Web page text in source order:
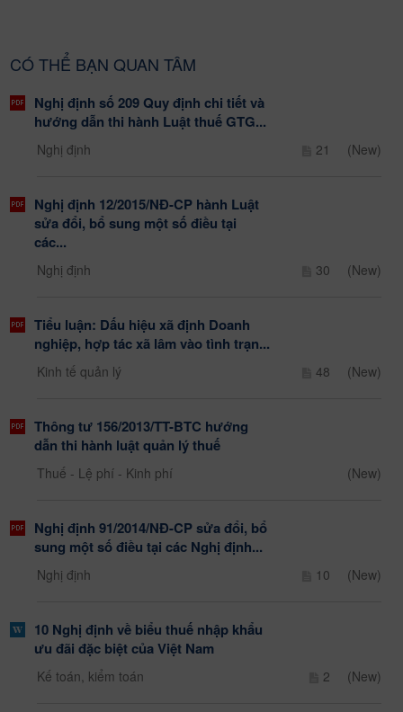
CÓ THỂ BẠN QUAN TÂM
Nghị định số 209 Quy định chi tiết và
hướng dẫn thi hành Luật thuế GTG...
Nghị định 21 (New)
Nghị định 12/2015/NĐ-CP hành Luật
sửa đổi, bổ sung một số điều tại
các...
Nghị định 30 (New)
Tiểu luận: Dấu hiệu xã định Doanh
nghiệp, hợp tác xã lâm vào tình trạn...
Kinh tế quản lý 48 (New)
Thông tư 156/2013/TT-BTC hướng
dẫn thi hành luật quản lý thuế
Thuế - Lệ phí - Kinh phí (New)
Nghị định 91/2014/NĐ-CP sửa đổi, bổ
sung một số điều tại các Nghị định...
Nghị định 10 (New)
10 Nghị định về biểu thuế nhập khẩu
ưu đãi đặc biệt của Việt Nam
Kế toán, kiểm toán 2 (New)